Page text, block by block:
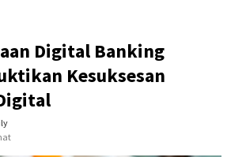
Digital Banking
Kesuksesan